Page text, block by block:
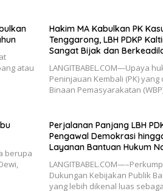
atau
Hakim MA Kabulkan PK
Tenggarong, LBH PDKP
Sangat Bijak dan
LANGITBABEL.COM—Upaya
Peninjauan Kembali (PK)
Binaan Pemasyarakatan
berupa
Perjalanan Panjang LBH
Pengawal Demokrasi
Layanan Bantuan Hukum
Dukungan Kebijakan Publik
yang lebih dikenal luas